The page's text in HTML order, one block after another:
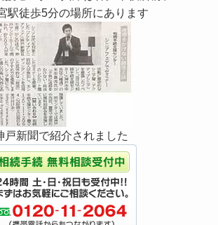
駅徒歩5分の場所にあります
戸新聞で紹介されました